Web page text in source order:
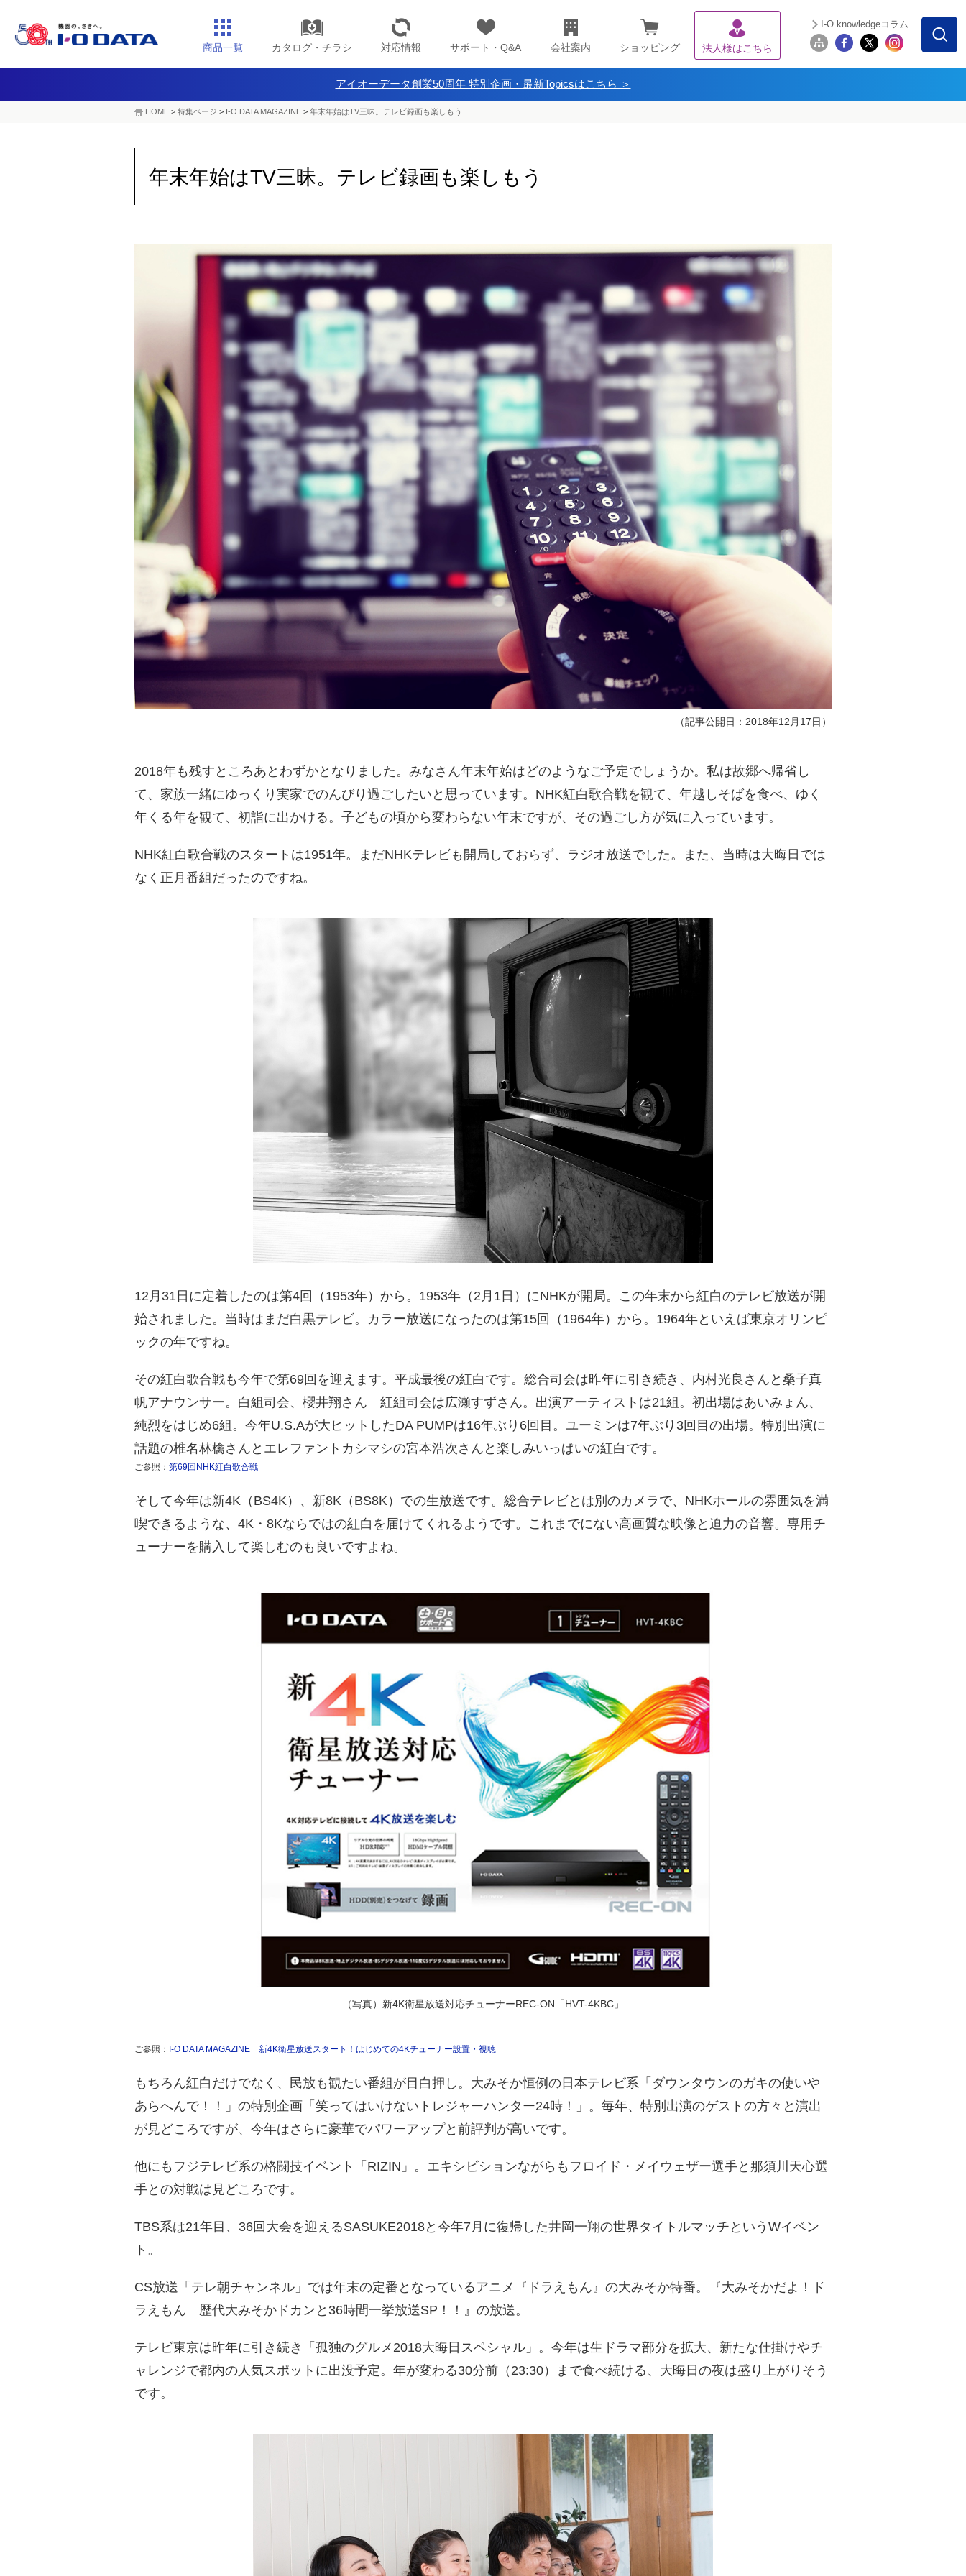
商品一覧 カタログ・チラシ 対応情報 サポート・Q&A 会社案内 ショッピング 法人様はこちら
I-O knowledgeコラム
アイオーデータ創業50周年 特別企画・最新Topicsはこちら ＞
HOME > 特集ページ > I-O DATA MAGAZINE > 年末年始はTV三昧。テレビ録画も楽しもう
年末年始はTV三昧。テレビ録画も楽しもう
（記事公開日：2018年12月17日）
2018年も残すところあとわずかとなりました。みなさん年末年始はどのようなご予定でしょうか。私は故郷へ帰省し
て、家族一緒にゆっくり実家でのんびり過ごしたいと思っています。NHK紅白歌合戦を観て、年越しそばを食べ、ゆく
年くる年を観て、初詣に出かける。子どもの頃から変わらない年末ですが、その過ごし方が気に入っています。
NHK紅白歌合戦のスタートは1951年。まだNHKテレビも開局しておらず、ラジオ放送でした。また、当時は大晦日では
なく正月番組だったのですね。
12月31日に定着したのは第4回（1953年）から。1953年（2月1日）にNHKが開局。この年末から紅白のテレビ放送が開
始されました。当時はまだ白黒テレビ。カラー放送になったのは第15回（1964年）から。1964年といえば東京オリンピ
ックの年ですね。
その紅白歌合戦も今年で第69回を迎えます。平成最後の紅白です。総合司会は昨年に引き続き、内村光良さんと桑子真
帆アナウンサー。白組司会、櫻井翔さん 紅組司会は広瀬すずさん。出演アーティストは21組。初出場はあいみょん、
純烈をはじめ6組。今年U.S.Aが大ヒットしたDA PUMPは16年ぶり6回目。ユーミンは7年ぶり3回目の出場。特別出演に
話題の椎名林檎さんとエレファントカシマシの宮本浩次さんと楽しみいっぱいの紅白です。
ご参照： 第69回NHK紅白歌合戦
そして今年は新4K（BS4K）、新8K（BS8K）での生放送です。総合テレビとは別のカメラで、NHKホールの雰囲気を満
喫できるような、4K・8Kならではの紅白を届けてくれるようです。これまでにない高画質な映像と迫力の音響。専用チ
ューナーを購入して楽しむのも良いですよね。
（写真）新4K衛星放送対応チューナーREC-ON「HVT-4KBC」
ご参照： I-O DATA MAGAZINE 新4K衛星放送スタート！はじめての4Kチューナー設置・視聴
もちろん紅白だけでなく、民放も観たい番組が目白押し。大みそか恒例の日本テレビ系「ダウンタウンのガキの使いや
あらへんで！！」の特別企画「笑ってはいけないトレジャーハンター24時！」。毎年、特別出演のゲストの方々と演出
が見どころですが、今年はさらに豪華でパワーアップと前評判が高いです。
他にもフジテレビ系の格闘技イベント「RIZIN」。エキシビションながらもフロイド・メイウェザー選手と那須川天心選
手との対戦は見どころです。
TBS系は21年目、36回大会を迎えるSASUKE2018と今年7月に復帰した井岡一翔の世界タイトルマッチというWイベン
ト。
CS放送「テレ朝チャンネル」では年末の定番となっているアニメ『ドラえもん』の大みそか特番。『大みそかだよ！ド
ラえもん 歴代大みそかドカンと36時間一挙放送SP！！』の放送。
テレビ東京は昨年に引き続き「孤独のグルメ2018大晦日スペシャル」。今年は生ドラマ部分を拡大、新たな仕掛けやチ
ャレンジで都内の人気スポットに出没予定。年が変わる30分前（23:30）まで食べ続ける、大晦日の夜は盛り上がりそう
です。